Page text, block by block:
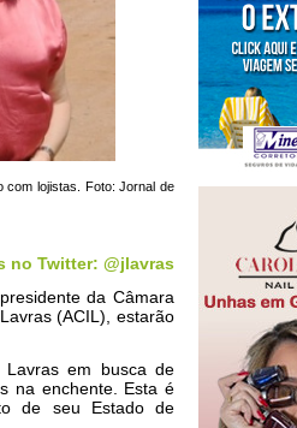
com lojistas. Foto: Jornal de
no Twitter: @jlavras
da Câmara
(ACIL), estarão
Lavras em busca de
na enchente. Esta é
de seu Estado de